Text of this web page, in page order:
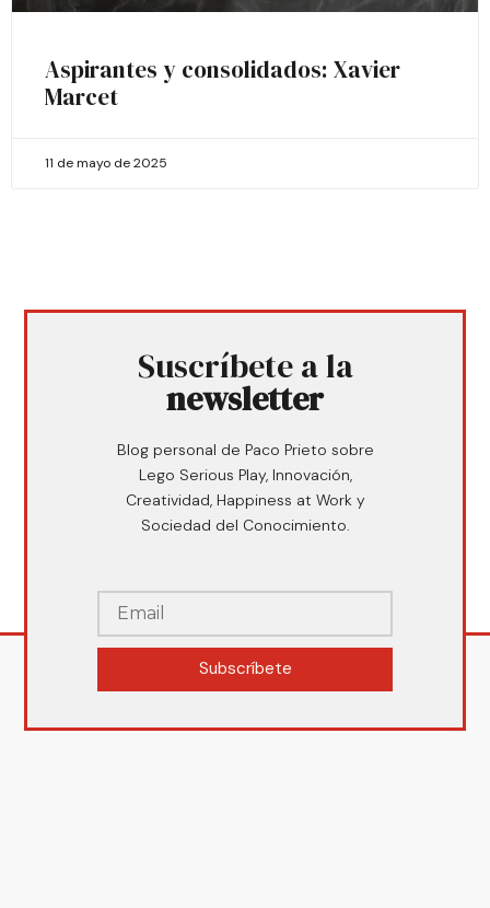
Aspirantes y consolidados: Xavier
Marcet
11 de mayo de 2025
Suscríbete a la
newsletter
Blog personal de Paco Prieto sobre
Lego Serious Play, Innovación,
Creatividad, Happiness at Work y
Sociedad del Conocimiento.
Subscríbete